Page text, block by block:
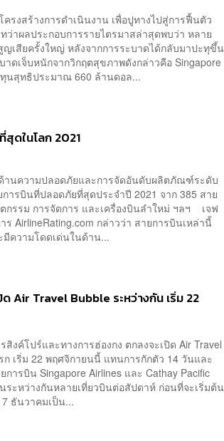
รงสร้างการดำเนินงาน เพื่อปูทางไปสู่การฟื้นตัว
ว่าผลประกอบการรายไตรมาสล่าสุดพบว่า หลาย
เสียครั้งใหญ่ หลังจากการระบาดได้กลับมาปะทุขึ้น
ดเจ็บหนักจากวิกฤตสุขภาพดังกล่าวคือ Singapore
ทุนสุทธิประมาณ 660 ล้านดอล...
ดในโลก 2021
ด้านความปลอดภัยและการจัดอันดับผลิตภัณฑ์ระดับ
ารบินที่ปลอดภัยที่สุดประจำปี 2021 จาก 385 สาย
กรรม การจัดการ และเครื่องบินลำใหม่ ฯลฯ เจฟ
AirlineRating.com กล่าวว่า สายการบินเหล่านี้
ความโดดเด่นในด้าน...
Air Travel Bubble ระหว่างกัน เริ่ม 22
งค์โปร์และทางการฮ่องกง ตกลงจะเปิด Air Travel
ก เริ่ม 22 พฤศจิกายนนี้ แทนการกักตัว 14 วันและ
ารบิน Singapore Airlines และ Cathay Pacific
ระหว่างกันหลายเที่ยวบินต่อสัปดาห์ ก่อนที่จะเริ่มต้น
ธันวาคมเป็น...